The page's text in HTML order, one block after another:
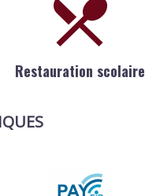
Restauration scolaire